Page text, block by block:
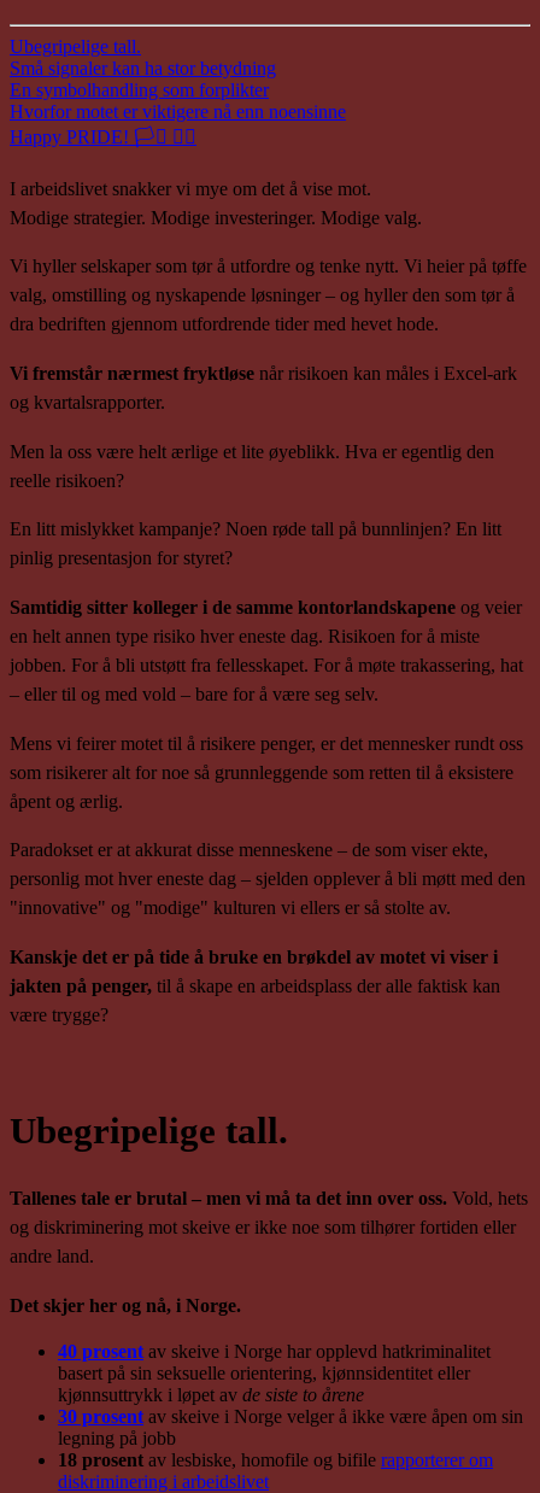
Ubegripelige tall.
Små signaler kan ha stor betydning
En symbolhandling som forplikter
Hvorfor motet er viktigere nå enn noensinne
Happy PRIDE! 🏳️‍⚧️ 🏳️‍🌈
I arbeidslivet snakker vi mye om det å vise mot.
Modige strategier. Modige investeringer. Modige valg.
Vi hyller selskaper som tør å utfordre og tenke nytt. Vi heier på tøffe
valg, omstilling og nyskapende løsninger – og hyller den som tør å
dra bedriften gjennom utfordrende tider med hevet hode.
Vi fremstår nærmest fryktløse når risikoen kan måles i Excel-ark
og kvartalsrapporter.
Men la oss være helt ærlige et lite øyeblikk. Hva er egentlig den
reelle risikoen?
En litt mislykket kampanje? Noen røde tall på bunnlinjen? En litt
pinlig presentasjon for styret?
Samtidig sitter kolleger i de samme kontorlandskapene og veier
en helt annen type risiko hver eneste dag. Risikoen for å miste
jobben. For å bli utstøtt fra fellesskapet. For å møte trakassering, hat
– eller til og med vold – bare for å være seg selv.
Mens vi feirer motet til å risikere penger, er det mennesker rundt oss
som risikerer alt for noe så grunnleggende som retten til å eksistere
åpent og ærlig.
Paradokset er at akkurat disse menneskene – de som viser ekte,
personlig mot hver eneste dag – sjelden opplever å bli møtt med den
"innovative" og "modige" kulturen vi ellers er så stolte av.
Kanskje det er på tide å bruke en brøkdel av motet vi viser i
jakten på penger, til å skape en arbeidsplass der alle faktisk kan
være trygge?
Ubegripelige tall.
Tallenes tale er brutal – men vi må ta det inn over oss. Vold, hets
og diskriminering mot skeive er ikke noe som tilhører fortiden eller
andre land.
Det skjer her og nå, i Norge.
40 prosent av skeive i Norge har opplevd hatkriminalitet
basert på sin seksuelle orientering, kjønnsidentitet eller
kjønnsuttrykk i løpet av de siste to årene
30 prosent av skeive i Norge velger å ikke være åpen om sin
legning på jobb
18 prosent av lesbiske, homofile og bifile rapporterer om
diskriminering i arbeidslivet